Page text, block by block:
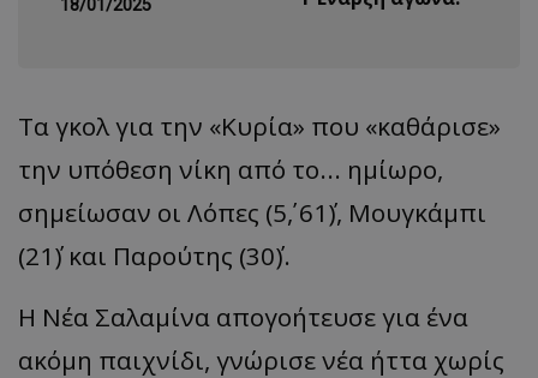
18/01/2025
Τα γκολ για την «Κυρία» που «καθάρισε»
την υπόθεση νίκη από το... ημίωρο,
σημείωσαν οι Λόπες (5΄, 61΄), Μουγκάμπι
(21΄) και Παρούτης (30΄).
Η Νέα Σαλαμίνα απογοήτευσε για ένα
ακόμη παιχνίδι, γνώρισε νέα ήττα χωρίς